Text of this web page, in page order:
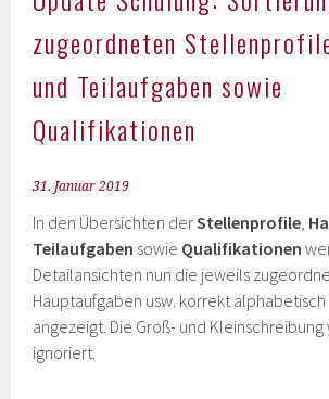
zugeordneten
und Teilaufgaben sowie
Qualifikationen
31. Januar 2019
In den Übersichten derStellenprofile,
Teilaufgaben sowie Qualifikationen
Detailansichten nun die jeweils
Hauptaufgaben usw. korrekt
angezeigt. Die Groß- und
ignoriert.